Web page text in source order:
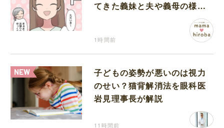
てきた義妹と夫や義母の様子
1時間前
子どもの姿勢が悪いのは視力
のせい？猫背解消法を眼科医
岩見理事長が解説
11時間前